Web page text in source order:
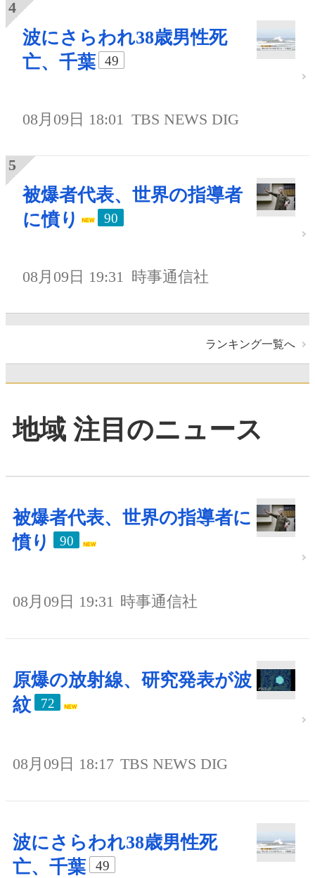
波にさらわれ38歳男性死
亡、千葉
49
08月09日 18:01 TBS NEWS DIG
被爆者代表、世界の指導者
に憤り
90
08月09日 19:31 時事通信社
ランキング一覧へ
地域 注目のニュース
被爆者代表、世界の指導者に
憤り
90
08月09日 19:31 時事通信社
原爆の放射線、研究発表が波
紋
72
08月09日 18:17 TBS NEWS DIG
波にさらわれ38歳男性死
亡、千葉
49